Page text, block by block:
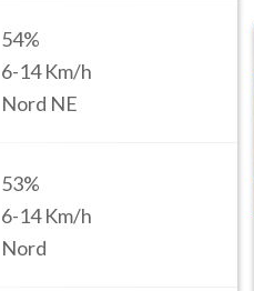
54%
6-14Km/h
Nord NE
53%
6-14Km/h
Nord